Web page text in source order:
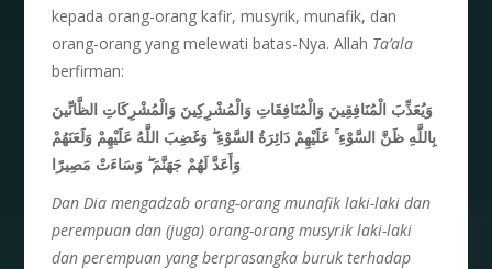
kepada orang-orang kafir, musyrik, munafik, dan
orang-orang yang melewati batas-Nya. Allah Ta’ala
berfirman:
وَيُعَذِّبَ الْمُنَافِقِينَ وَالْمُنَافِقَاتِ وَالْمُشْرِكِينَ وَالْمُشْرِكَاتِ الظَّانِّينَ
بِاللَّهِ ظَنَّ السَّوْءِۚعَلَيْهِمْ دَائِرَةُ السَّوْءِۖ وَغَضِبَ اللَّهُ عَلَيْهِمْ وَلَعَنَهُمْ
وَأَعَدَّ لَهُمْ جَهَنَّمَۖ وَسَاءَتْ مَصِيرًا
Dan Dia mengadzab orang-orang munafik laki-laki dan
perempuan dan (juga) orang-orang musyrik laki-laki
dan perempuan yang berprasangka buruk terhadap